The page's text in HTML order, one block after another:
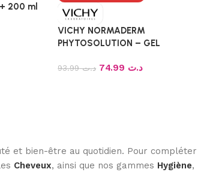
200 ml
VICHY NORMADERM
PHYTOSOLUTION – GEL
د.ت93.99 د.ت
et bien-être au quotidien. Pour compléter
Cheveux, ainsi que nos gammes Hygiène,